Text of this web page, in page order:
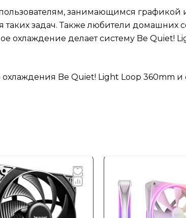
занимающимся графикой
задач. Также любители домашних
охлаждение делает систему Be Quiet!
Be Quiet! Light Loop 360mm